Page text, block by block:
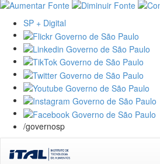
SP + Digital
/governosp
navigation